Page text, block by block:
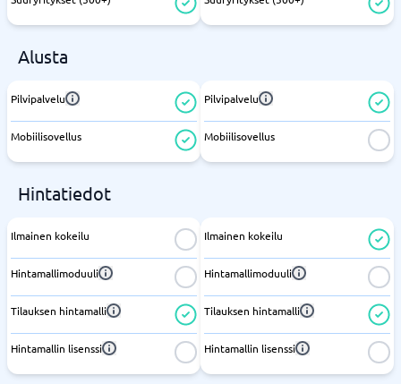
Alusta
Pilvipalvelu
Mobiilisovellus
Pilvipalvelu
Mobiilisovellus
Hintatiedot
Ilmainen kokeilu
Hintamallimoduuli
Tilauksen hintamalli
Hintamallin lisenssi
Ilmainen kokeilu
Hintamallimoduuli
Tilauksen hintamalli
Hintamallin lisenssi